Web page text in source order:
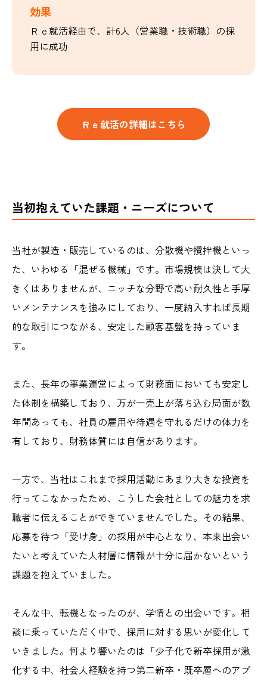
効果
Ｒｅ就活経由で、計6人（営業職・技術職）の採
用に成功
Ｒｅ就活の詳細はこちら
当初抱えていた課題・ニーズについて
当社が製造・販売しているのは、分散機や攪拌機といっ
た、いわゆる「混ぜる機械」です。市場規模は決して大
きくはありませんが、ニッチな分野で高い耐久性と手厚
いメンテナンスを強みにしており、一度納入すれば長期
的な取引につながる、安定した顧客基盤を持っていま
す。
また、長年の事業運営によって財務面においても安定し
た体制を構築しており、万が一売上が落ち込む局面が数
年間あっても、社員の雇用や待遇を守れるだけの体力を
有しており、財務体質には自信があります。
一方で、当社はこれまで採用活動にあまり大きな投資を
行ってこなかったため、こうした会社としての魅力を求
職者に伝えることができていませんでした。その結果、
応募を待つ「受け身」の採用が中心となり、本来出会い
たいと考えていた人材層に情報が十分に届かないという
課題を抱えていました。
そんな中、転機となったのが、学情との出会いです。相
談に乗っていただく中で、採用に対する思いが変化して
いきました。何より響いたのは「少子化で新卒採用が激
化する中、社会人経験を持つ第二新卒・既卒層へのアプ